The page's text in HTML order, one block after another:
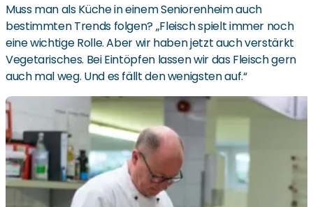
Muss man als Küche in einem Seniorenheim auch
bestimmten Trends folgen? „Fleisch spielt immer noch
eine wichtige Rolle. Aber wir haben jetzt auch verstärkt
Vegetarisches. Bei Eintöpfen lassen wir das Fleisch gern
auch mal weg. Und es fällt den wenigsten auf.“